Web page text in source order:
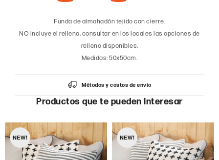
Funda de almohadón tejido con cierre.
NO incluye el relleno, consultar en los locales las opciones de
relleno disponibles.
Medidas: 50x50cm.
Métodos y costos de envío
Productos que te pueden interesar